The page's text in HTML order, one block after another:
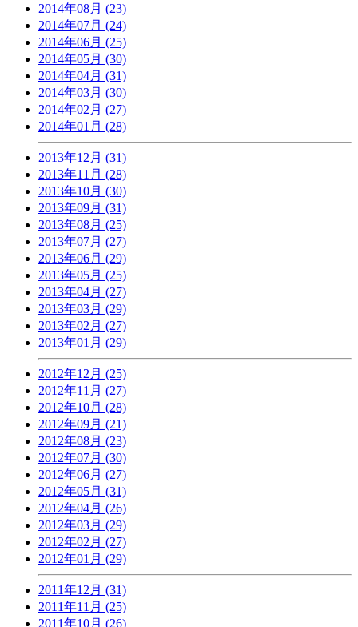
2014年08月 (23)
2014年07月 (24)
2014年06月 (25)
2014年05月 (30)
2014年04月 (31)
2014年03月 (30)
2014年02月 (27)
2014年01月 (28)
2013年12月 (31)
2013年11月 (28)
2013年10月 (30)
2013年09月 (31)
2013年08月 (25)
2013年07月 (27)
2013年06月 (29)
2013年05月 (25)
2013年04月 (27)
2013年03月 (29)
2013年02月 (27)
2013年01月 (29)
2012年12月 (25)
2012年11月 (27)
2012年10月 (28)
2012年09月 (21)
2012年08月 (23)
2012年07月 (30)
2012年06月 (27)
2012年05月 (31)
2012年04月 (26)
2012年03月 (29)
2012年02月 (27)
2012年01月 (29)
2011年12月 (31)
2011年11月 (25)
2011年10月 (26)